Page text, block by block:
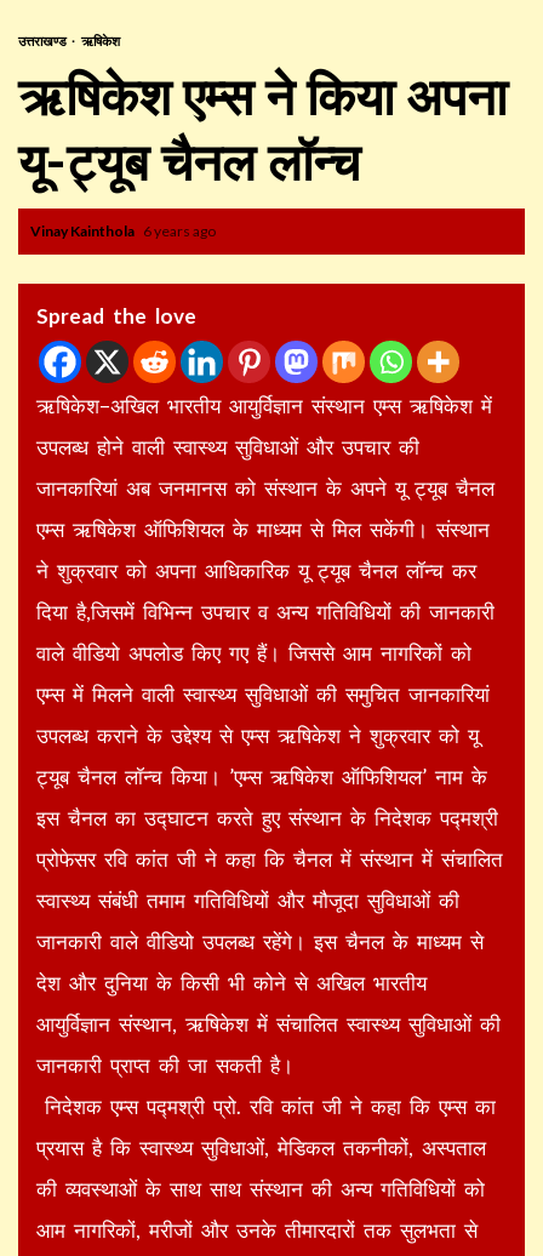
उत्तराखण्ड ऋषिकेश
ऋषिकेश एम्स ने किया अपना
यू-ट्यूब चैनल लॉन्च
Vinay Kainthola 6 years ago
Spread the love
ऋषिकेश–अखिल भारतीय आयुर्विज्ञान संस्थान एम्स ऋषिकेश में
उपलब्ध होने वाली स्वास्थ्य सुविधाओं और उपचार की
जानकारियां अब जनमानस को संस्थान के अपने यू ट्यूब चैनल
एम्स ऋषिकेश ऑफिशियल के माध्यम से मिल सकेंगी। संस्थान
ने शुक्रवार को अपना आधिकारिक यू ट्यूब चैनल लॉन्च कर
दिया है,जिसमें विभिन्न उपचार व अन्य गतिविधियों की जानकारी
वाले वीडियो अपलोड किए गए हैं। जिससे आम नागरिकों को
एम्स में मिलने वाली स्वास्थ्य सुविधाओं की समुचित जानकारियां
उपलब्ध कराने के उद्देश्य से एम्स ऋषिकेश ने शुक्रवार को यू
ट्यूब चैनल लॉन्च किया। ’एम्स ऋषिकेश ऑफिशियल’ नाम के
इस चैनल का उद्घाटन करते हुए संस्थान के निदेशक पद्मश्री
प्रोफेसर रवि कांत जी ने कहा कि चैनल में संस्थान में संचालित
स्वास्थ्य संबंधी तमाम गतिविधियों और मौजूदा सुविधाओं की
जानकारी वाले वीडियो उपलब्ध रहेंगे। इस चैनल के माध्यम से
देश और दुनिया के किसी भी कोने से अखिल भारतीय
आयुर्विज्ञान संस्थान, ऋषिकेश में संचालित स्वास्थ्य सुविधाओं की
जानकारी प्राप्त की जा सकती है।
निदेशक एम्स पद्मश्री प्रो. रवि कांत जी ने कहा कि एम्स का
प्रयास है कि स्वास्थ्य सुविधाओं, मेडिकल तकनीकों, अस्पताल
की व्यवस्थाओं के साथ साथ संस्थान की अन्य गतिविधियों को
आम नागरिकों, मरीजों और उनके तीमारदारों तक सुलभता से